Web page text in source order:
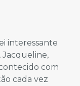
interessante
Jacqueline,
com
cada vez